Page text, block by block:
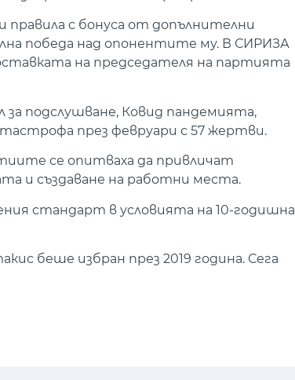
с бонуса от допълнителни
победа над опонентите му. В СИРИЗА
на председателя на партията
подслушване, Ковид пандемията,
през февруари с 57 жертви.
се опитваха да привличат
и създаване на работни места.
стандарт в условията на 10-годишна
беше избран през 2019 година. Сега